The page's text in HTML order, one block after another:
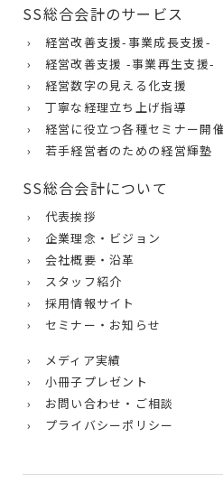
SS総合会計のサービス
› 経営改善支援-事業成長支援-
› 経営改善支援 -事業再生支援-
› 経営数字の見える化支援
› 丁寧な経理立ち上げ指導
› 経営に役立つ各種セミナー開
› 若手経営者のための経営輝塾
SS総合会計について
› 代表挨拶
› 企業理念・ビジョン
› 会社概要・沿革
› スタッフ紹介
› 採用情報サイト
› セミナー・お知らせ
› メディア実績
› 小冊子プレゼント
› お問い合わせ・ご相談
› プライバシーポリシー